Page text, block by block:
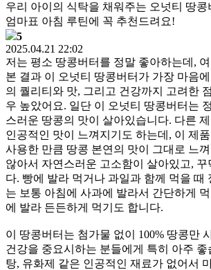
우리 아이의 식탁을 채워주는 오넛티 땅콩
엄마표 아침 루틴에 꼭 추천드려요!
5
2025.04.21 22:02
저는 평소 땅콩버터를 정말 좋아하는데,
본 결과 이 오넛티 땅콩버터가 가장 마음
의 퀄리티와 맛, 그리고 건강까지 고려한
우 높았어요. 일단 이 오넛티 땅콩버터는
스러운 땅콩의 맛이 살아있습니다. 다른
인공적인 맛이 느껴지기도 하는데, 이 제
사용한 만큼 땅콩 본연의 맛이 그대로 느
않아서 자연스러운 고소함이 살아있고, 꾸
다. 빵에 발라 먹거나 과일과 함께 먹을 때
는 보통 아침에 사과에 발라서 간단하게
에 발라 든든하게 먹기도 합니다.
이 땅콩버터는 첨가물 없이 100% 땅콩만
건강을 중요시하는 분들에게 특히 아주 좋
탕, 유화제 같은 인공적인 재료가 없어서